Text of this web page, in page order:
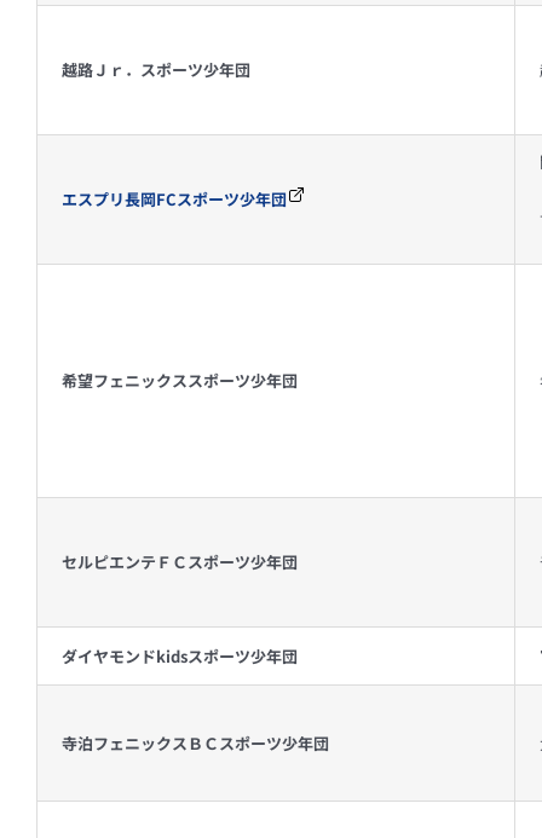
越路Ｊｒ．スポーツ少年団
エスプリ長岡FCスポーツ少年団
希望フェニックススポーツ少年団
セルピエンテＦＣスポーツ少年団
ダイヤモンドkidsスポーツ少年団
寺泊フェニックスＢＣスポーツ少年団